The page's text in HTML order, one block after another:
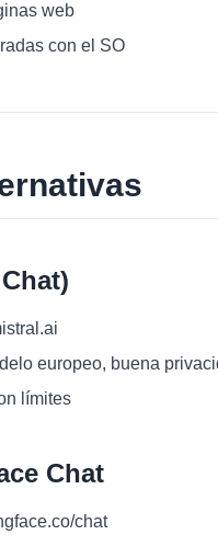
web
con el SO
europeo, buena
límites
Chat
chat